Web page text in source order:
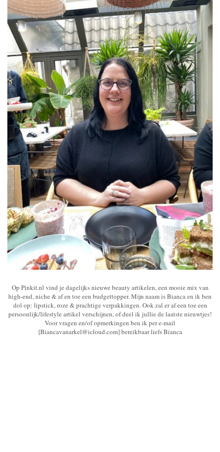
Op Pinkit.nl vind je dagelijks nieuwe beauty artikelen, een mooie mix van
high-end, niche & af en toe een budgettopper. Mijn naam is Bianca en ik ben
dol op: lipstick, roze & prachtige verpakkingen. Ook zal er af een toe een
persoonlijk/lifestyle artikel verschijnen, of deel ik jullie de laatste nieuwtjes!
Voor vragen en/of opmerkingen ben ik per e-mail
[Biancavanarkel@icloud.com] bereikbaar liefs Bianca